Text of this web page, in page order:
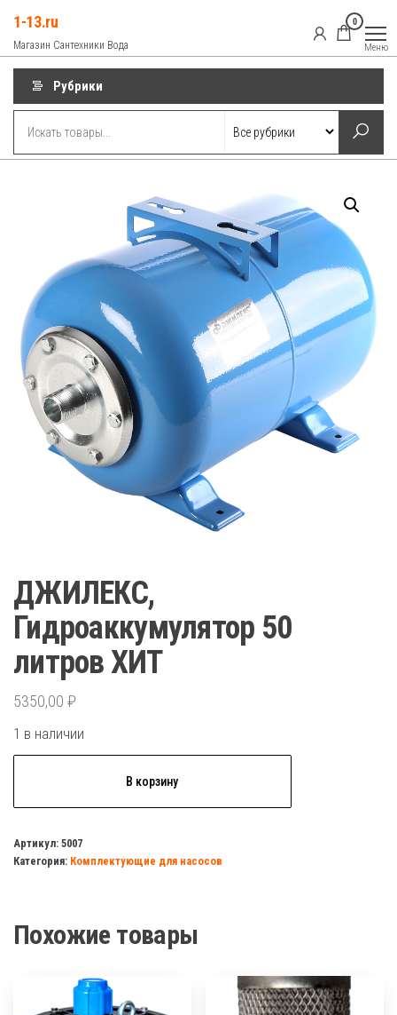
содержимому
1-13.ru
Магазин Сантехники Вода
0
Меню
Рубрики
ДЖИЛЕКС,
Гидроаккумулятор 50
литров ХИТ
5350,00 ₽
1 в наличии
Гидроаккумулятор
50
В корзину
Артикул: 5007
Категория: Комплектующие для насосов
Похожие товары